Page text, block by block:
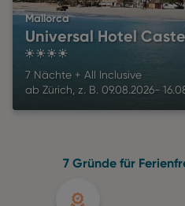
Mallorca
Universal Hotel
7 Nächte + All Inclusive
ab Zürich, z. B. 09.08.2026-
7 Gründe für